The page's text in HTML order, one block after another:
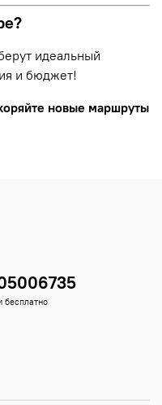
идеальный
и бюджет!
новые маршруты
бесплатно